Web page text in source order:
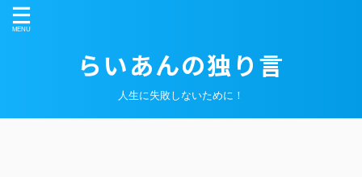
らいあんの独り言
人生に失敗しないために！